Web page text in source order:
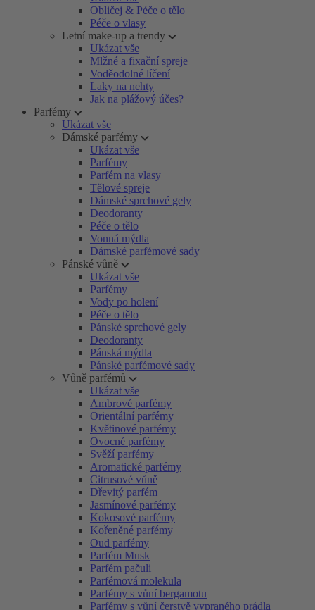
Obličej & Péče o tělo
Péče o vlasy
Letní make-up a trendy
Ukázat vše
Mlžné a fixační spreje
Voděodolné líčení
Laky na nehty
Jak na plážový účes?
Parfémy
Ukázat vše
Dámské parfémy
Ukázat vše
Parfémy
Parfém na vlasy
Tělové spreje
Dámské sprchové gely
Deodoranty
Péče o tělo
Vonná mýdla
Dámské parfémové sady
Pánské vůně
Ukázat vše
Parfémy
Vody po holení
Péče o tělo
Pánské sprchové gely
Deodoranty
Pánská mýdla
Pánské parfémové sady
Vůně parfémů
Ukázat vše
Ambrové parfémy
Orientální parfémy
Květinové parfémy
Ovocné parfémy
Svěží parfémy
Aromatické parfémy
Citrusové vůně
Dřevitý parfém
Jasmínové parfémy
Kokosové parfémy
Kořeněné parfémy
Oud parfémy
Parfém Musk
Parfém pačuli
Parfémová molekula
Parfémy s vůní bergamotu
Parfémy s vůní čerstvě vypraného prádla